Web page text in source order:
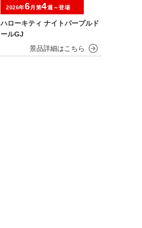
ハローキティ ナイトパープルド
ールGJ
2026年6 月第4週～登場